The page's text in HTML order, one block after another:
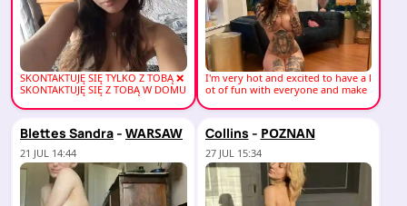
SKONTAKTUJĘ SIĘ TYLKO Z TOBĄ ❌
SKONTAKTUJĘ SIĘ Z TOBĄ W DOMU
I'm very hot and excited to have a l
ot of fun with everyone and make
Blettes Sandra - WARSAW
21 JUL 14:44
Collins - POZNAN
27 JUL 15:34